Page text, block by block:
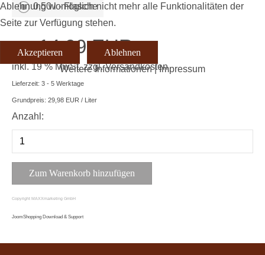
0,50 l - Flasche
Preis:14,99 EUR
inkl. 19 % MwSt. zzgl.Versandkosten
Lieferzeit: 3 - 5 Werktage
Grundpreis: 29,98 EUR / Liter
Anzahl:
Copyright MAXXmarketing GmbH
JoomShopping Download & Support
Ablehnung womöglich nicht mehr alle Funktionalitäten der
Seite zur Verfügung stehen.
Akzeptieren
Ablehnen
Weitere Informationen|Impressum